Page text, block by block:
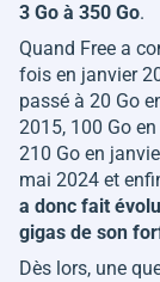
3 Go à 350 Go.
Quand Free a
fois en janvier
passé à 20 Go
2015, 100 Go
210 Go en
mai 2024 et
a donc fait
gigas de son
Dès lors, une